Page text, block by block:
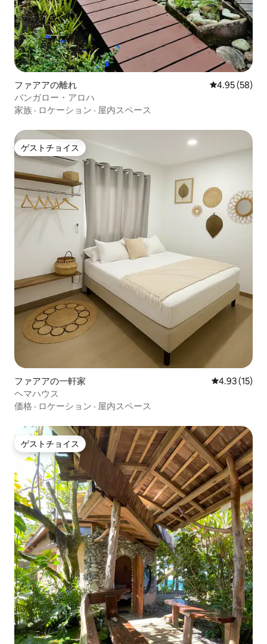
ファアアの離れ レビュー58
4.95 (58)
バンガロー・アロハ
家族 · ロケーション · 屋内スペース
ゲストチョイス
ゲストチョイス
ファアアの一軒家 レビュー15
4.93 (15)
ヘマハウス
価格 · ロケーション · 屋内スペース
ゲストチョイス
ゲストチョイス